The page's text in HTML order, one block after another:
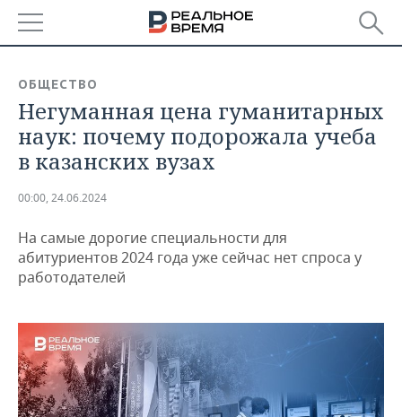
БАШКОРТОСТАН
ТАТАРСТАН
НОВОСТИ
АНАЛИТИКА
ДЕКЛАРАЦИИ О ДОХОДАХ
КОРОЛИ ГОСЗАКАЗА ПФО
КОМУ ПРИНАДЛЕЖАТ
ТОРГОВЫЕ ЦЕНТРЫ
ТАТАРСТАНА
НОВОСТИ ЭКОНОМИКИ
ФИНАНСЫ
БЮДЖЕТ
ИНВЕСТИЦИИ
ПРОМЫШЛЕННОСТЬ
НОВОСТИ
ПРОМЫШЛЕННОСТИ
АГРОПРОМ
МАШИНОСТРОЕНИЕ
НЕФТЕХИМИЯ
НЕДВИЖИМОСТЬ
НОВОСТИ АВТО
БИЗНЕС
НОВОСТИ БИЗНЕСА
ТЕХНОЛОГИИ
ОБЩЕСТВО
Негуманная цена гуманитарных
наук: почему подорожала учеба
в казанских вузах
00:00, 24.06.2024
На самые дорогие специальности для
абитуриентов 2024 года уже сейчас нет спроса у
работодателей